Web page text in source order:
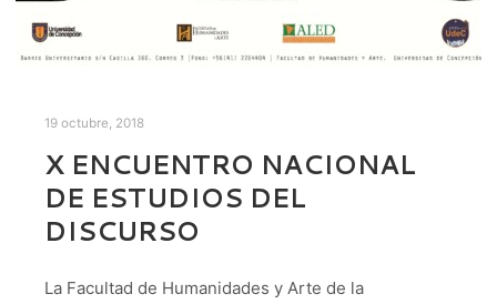
19 octubre, 2018
X ENCUENTRO NACIONAL
DE ESTUDIOS DEL
DISCURSO
La Facultad de Humanidades y Arte de la